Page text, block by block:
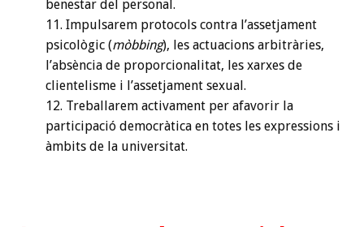
benestar del personal.
Impulsarem protocols contra l’assetjament
psicològic (mòbbing), les actuacions arbitràries,
l’absència de proporcionalitat, les xarxes de
clientelisme i l’assetjament sexual.
Treballarem activament per afavorir la
participació democràtica en totes les expressions i
àmbits de la universitat.